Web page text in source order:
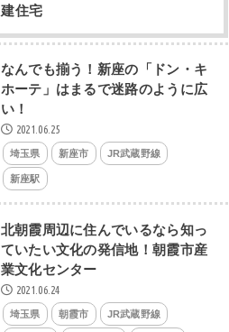
建住宅
なんでも揃う！新座の「ドン・キ
ホーテ」はまるで迷路のように広
い！
2021.06.25
埼玉県 新座市 JR武蔵野線
新座駅
北朝霞周辺に住んでいるなら知っ
ていたい文化の発信地！朝霞市産
業文化センター
2021.06.24
埼玉県 朝霞市 JR武蔵野線